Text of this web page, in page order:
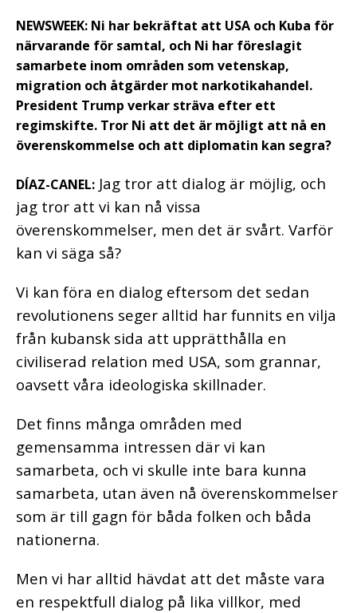
NEWSWEEK: Ni har bekräftat att USA och Kuba för
närvarande för samtal, och Ni har föreslagit
samarbete inom områden som vetenskap,
migration och åtgärder mot narkotikahandel.
President Trump verkar sträva efter ett
regimskifte. Tror Ni att det är möjligt att nå en
överenskommelse och att diplomatin kan segra?
DÍAZ-CANEL: Jag tror att dialog är möjlig, och
jag tror att vi kan nå vissa
överenskommelser, men det är svårt. Varför
kan vi säga så?
Vi kan föra en dialog eftersom det sedan
revolutionens seger alltid har funnits en vilja
från kubansk sida att upprätthålla en
civiliserad relation med USA, som grannar,
oavsett våra ideologiska skillnader.
Det finns många områden med
gemensamma intressen där vi kan
samarbeta, och vi skulle inte bara kunna
samarbeta, utan även nå överenskommelser
som är till gagn för båda folken och båda
nationerna.
Men vi har alltid hävdat att det måste vara
en respektfull dialog på lika villkor, med